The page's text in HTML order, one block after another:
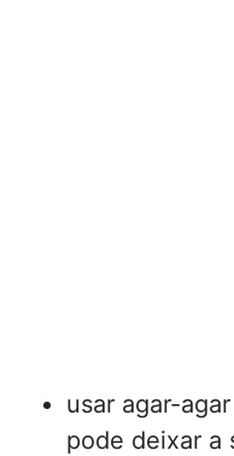
usar agar-
pode deixar a